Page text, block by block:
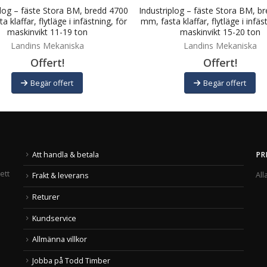
– fäste Stora BM, bredd 4700
klaffar, flytläge i infästning, för
maskinvikt 11-19 ton
Landins Mekaniska
Offert!
Begär offert
Industriplog – fäste Stora BM,
mm, fasta klaffar, flytläge i
maskinvikt 15-20 ton
Landins Mekaniska
Offert!
Begär offert
Att handla & betala
Frakt & leverans
Returer
Kundservice
Allmänna villkor
Jobba på Todd Timber